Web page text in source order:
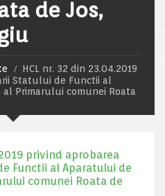
de Jos,
HCL nr. 32 din 23.04.2019
Statului de Functii al
Primarului comunei Roata
privind aprobarea
Functii al Aparatului de
comunei Roata de